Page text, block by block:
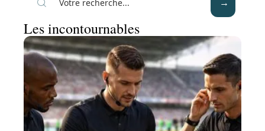
Les incontournables